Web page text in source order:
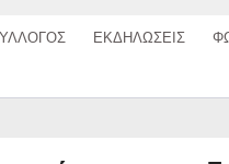
ΕΚΔΗΛΩΣΕΙΣ